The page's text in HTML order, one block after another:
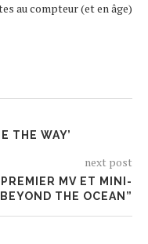
au compteur (et en âge)
THE WAY’
next post
MV ET MINI-
THE OCEAN”